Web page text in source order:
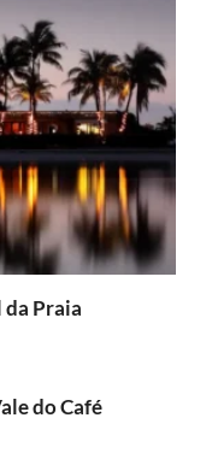
Praia
do Café